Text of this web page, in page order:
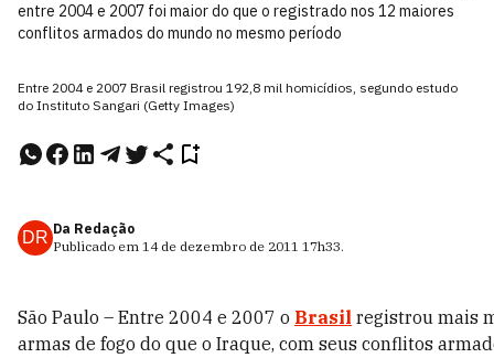
entre 2004 e 2007 foi maior do que o registrado nos 12 maiores
conflitos armados do mundo no mesmo período
Entre 2004 e 2007 Brasil registrou 192,8 mil homicídios, segundo estudo
do Instituto Sangari (Getty Images)
DR Da Redação
Publicado em 14 de dezembro de 2011 17h33.
São Paulo – Entre 2004 e 2007 o Brasil registrou mais
armas de fogo do que o Iraque, com seus conflitos